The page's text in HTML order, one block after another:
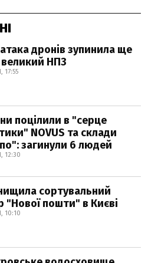
дронів зупинила ще
НПЗ
17:55
поцілили в "серце
NOVUS та склади
загинули 6 людей
12:30
сортувальний
"Нової пошти" в Києві
10:10